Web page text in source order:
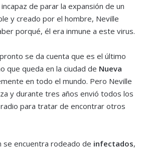
de parar la expansión de un
y creado por el hombre, Neville
porqué, él era inmune a este virus.
se da cuenta que es el último
que queda en la ciudad de Nueva
en todo el mundo. Pero Neville
y durante tres años envió todos los
para tratar de encontrar otros
se encuentra rodeado de infectados,